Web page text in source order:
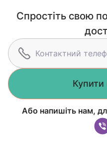
Спростіть свою
Купити
Або напишіть нам,